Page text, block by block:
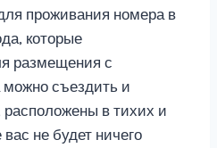
проживания номера в
которые
размещения с
можно съездить и
расположены в тихих и
не будет ничего